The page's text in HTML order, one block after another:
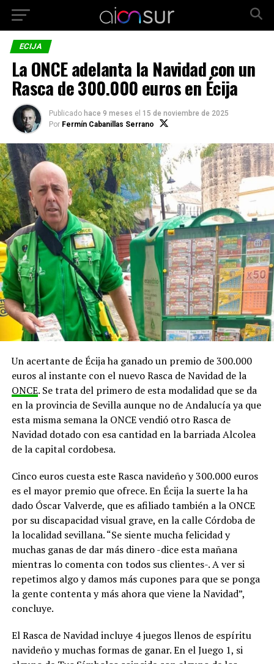
ECIJA
La ONCE adelanta la Navidad con un
Rasca de 300.000 euros en Écija
Publicado hace 9 meses el 15 de noviembre de 2025
Por Fermín Cabanillas Serrano
Un acertante de Écija ha ganado un premio de 300.000
euros al instante con el nuevo Rasca de Navidad de la
ONCE. Se trata del primero de esta modalidad que se da
en la provincia de Sevilla aunque no de Andalucía ya que
esta misma semana la ONCE vendió otro Rasca de
Navidad dotado con esa cantidad en la barriada Alcolea
de la capital cordobesa.
Cinco euros cuesta este Rasca navideño y 300.000 euros
es el mayor premio que ofrece. En Écija la suerte la ha
dado Óscar Valverde, que es afiliado también a la ONCE
por su discapacidad visual grave, en la calle Córdoba de
la localidad sevillana. “Se siente mucha felicidad y
muchas ganas de dar más dinero -dice esta mañana
mientras lo comenta con todos sus clientes-. A ver si
repetimos algo y damos más cupones para que se ponga
la gente contenta y más ahora que viene la Navidad”,
concluye.
El Rascade Navidad incluye 4 juegos llenos de espíritu
navideño y muchas formas de ganar. En el Juego 1, si